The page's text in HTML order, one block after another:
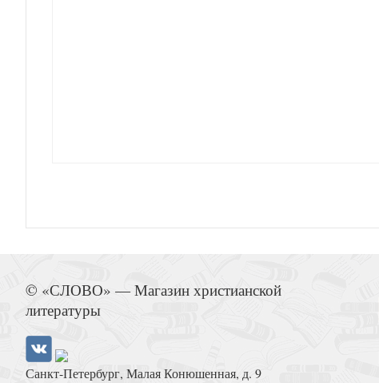
© «СЛОВО» — Магазин христианской
литературы
Санкт-Петербург, Малая Конюшенная, д. 9